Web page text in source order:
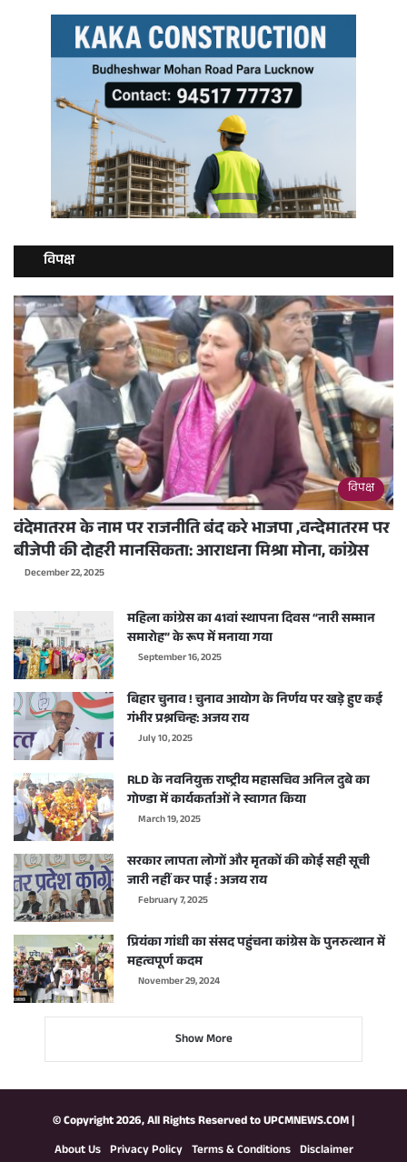
विपक्ष
विपक्ष
वंदेमातरम के नाम पर राजनीति बंद करे भाजपा ,वन्देमातरम पर
बीजेपी की दोहरी मानसिकता: आराधना मिश्रा मोना, कांग्रेस
December 22, 2025
महिला कांग्रेस का 41वां स्थापना दिवस “नारी सम्मान
समारोह” के रूप में मनाया गया
September 16, 2025
बिहार चुनाव ! चुनाव आयोग के निर्णय पर खड़े हुए कई
गंभीर प्रश्नचिन्ह: अजय राय
July 10, 2025
RLD के नवनियुक्त राष्ट्रीय महासचिव अनिल दुबे का
गोण्डा में कार्यकर्ताओं ने स्वागत किया
March 19, 2025
सरकार लापता लोगों और मृतकों की कोई सही सूची
जारी नहीं कर पाई : अजय राय
February 7, 2025
प्रियंका गांधी का संसद पहुंचना कांग्रेस के पुनरुत्थान में
महत्वपूर्ण कदम
November 29, 2024
Show More
© Copyright 2026, All Rights Reserved toUPCMNEWS.COM|
About Us Privacy Policy Terms & Conditions Disclaimer